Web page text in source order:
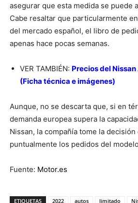
asegurar que esta medida se puede
Cabe resaltar que particularmente
del mercado español, el libro de
apenas hace pocas semanas.
VER TAMBIÉN: Precios del
(Ficha técnica e imágenes)
Aunque, no se descarta que, si en
demanda europea supera la
Nissan, la compañía tome la
puntualmente los pedidos del
Fuente: Motor.es
ETIQUETAS 2022 autos limitado